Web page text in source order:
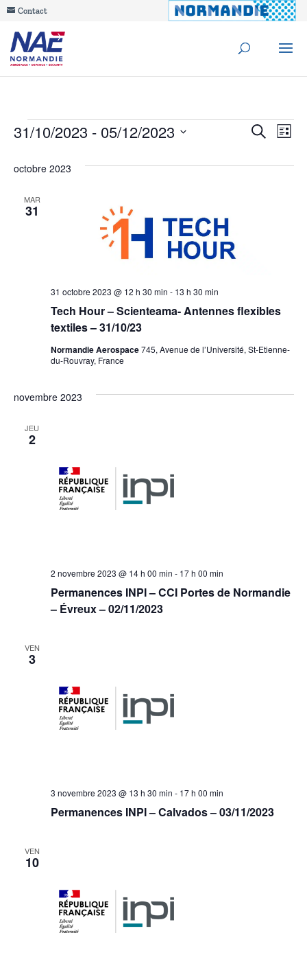
Contact
Évènements
et
Recherche
Liste
31/10/2023 - 05/12/2023
une
octobre 2023
MAR
31
Tech Hour – Scienteama- Antennes flexibles
textiles – 31/10/23
31 octobre 2023 @ 12 h 30 min - 13 h 30 min
Normandie Aerospace745, Avenue de l’Université, St-Etienne-
du-Rouvray, France
novembre 2023
JEU
2
Permanences INPI – CCI Portes de Normandie
– Évreux – 02/11/2023
2 novembre 2023 @ 14 h 00 min - 17 h 00 min
VEN
3
Permanences INPI – Calvados – 03/11/2023
3 novembre 2023 @ 13 h 30 min - 17 h 00 min
VEN
10